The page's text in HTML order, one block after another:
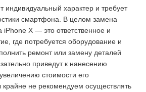
индивидуальный характер и требует
смартфона. В целом замена
X — это ответственное и
где потребуется оборудование и
ремонт или замену деталей
приведут к нанесению
стоимости его
не рекомендуем осуществлять